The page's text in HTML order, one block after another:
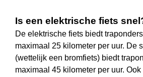
Is een elektrische fiets
De elektrische fiets biedt
maximaal 25 kilometer per uur. De
(wettelijk een bromfiets) biedt
maximaal 45 kilometer per uur. Ook